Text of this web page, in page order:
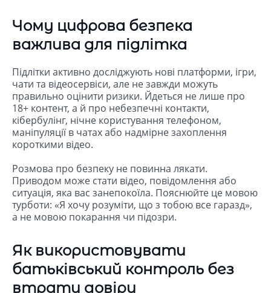
Чому цифрова безпека
важлива для підлітка
Підлітки активно досліджують нові платформи, ігри,
чати та відеосервіси, але не завжди можуть
правильно оцінити ризики. Йдеться не лише про
18+ контент, а й про небезпечні контакти,
кібербулінг, нічне користування телефоном,
маніпуляції в чатах або надмірне захоплення
короткими відео.
Розмова про безпеку не повинна лякати.
Приводом може стати відео, повідомлення або
ситуація, яка вас занепокоїла. Пояснюйте це мовою
турботи: «Я хочу розуміти, що з тобою все гаразд»,
а не мовою покарання чи підозри.
Як використовувати
батьківський контроль без
втрати довіри